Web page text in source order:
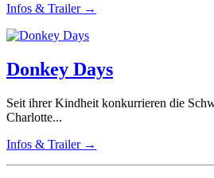
Infos & Trailer →
Donkey Days
Seit ihrer Kindheit konkurrieren die
Charlotte...
Infos & Trailer →